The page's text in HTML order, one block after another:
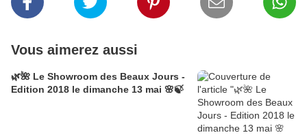
Vous aimerez aussi
🌿🌺 Le Showroom des Beaux Jours -
Edition 2018 le dimanche 13 mai 🌸🍃